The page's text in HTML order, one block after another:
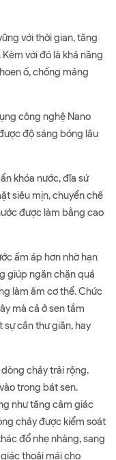
với thời gian, tăng
với đó là khả năng
ố, chống mảng
công nghệ Nano
độ sáng bóng lâu
khóa nước, đĩa sứ
siêu mịn, chuyển chế
được làm bằng cao
ấm áp hơn nhờ hạn
giúp ngăn chặn quá
làm ấm cơ thể. Chức
mà cả ở sen tắm
cần thư giãn, hay
chảy trải rộng.
trong bát sen.
như tăng cảm giác
chảy được kiểm soát
đổ nhẹ nhàng, sang
thoải mái cho